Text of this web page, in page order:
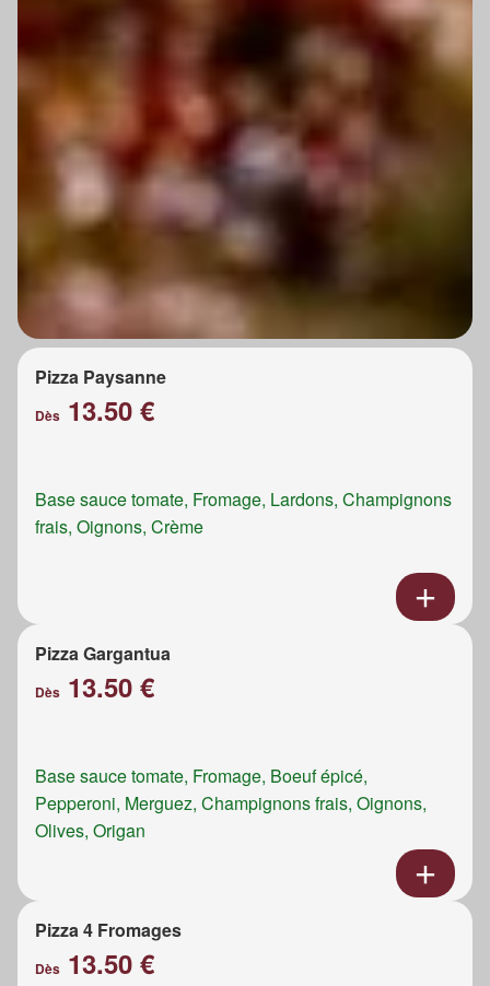
Pizza Paysanne
Dès 13.50 €
Base sauce tomate, Fromage, Lardons, Champignons
frais, Oignons, Crème
Pizza Gargantua
Dès 13.50 €
Base sauce tomate, Fromage, Boeuf épicé,
Pepperoni, Merguez, Champignons frais, Oignons,
Olives, Origan
Pizza 4 Fromages
Dès 13.50 €